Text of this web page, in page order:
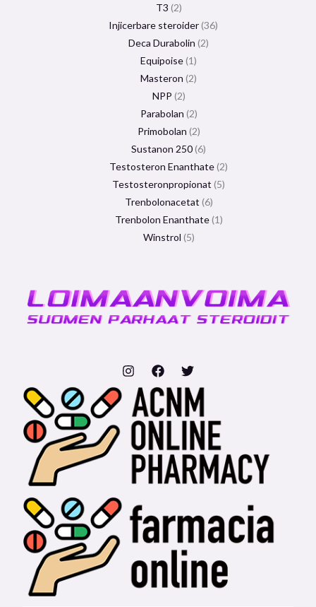
T3 2
Injicerbare steroider 36
Deca Durabolin 2
Equipoise 1
Masteron 2
NPP 2
Parabolan 2
Primobolan 2
Sustanon 250 6
Testosteron Enanthate 2
Testosteronpropionat 5
Trenbolonacetat 6
Trenbolon Enanthate 1
Winstrol 5